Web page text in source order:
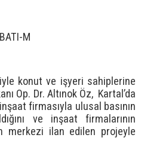
konut ve işyeri sahiplerine
Op. Dr. Altınok Öz, Kartal’da
firmasıyla ulusal basının
ve inşaat firmalarının
merkezi ilan edilen projeyle